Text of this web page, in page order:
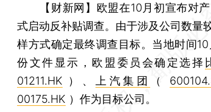
【财新网】 欧盟在10月初宣布对
式启动反补贴调查。由于涉及公司数量
样方式确定最终调查目标。当地时间
份文件显示，欧盟委员会确定选择
01211.HK ）、 上汽集团 （
00175.HK ）作为目标公司。